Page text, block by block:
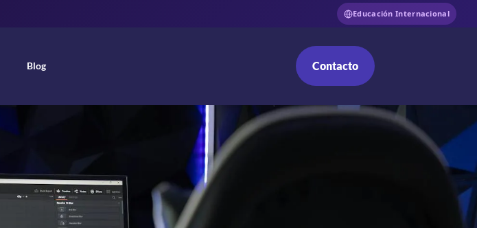
Educación Internacional
Blog Contacto